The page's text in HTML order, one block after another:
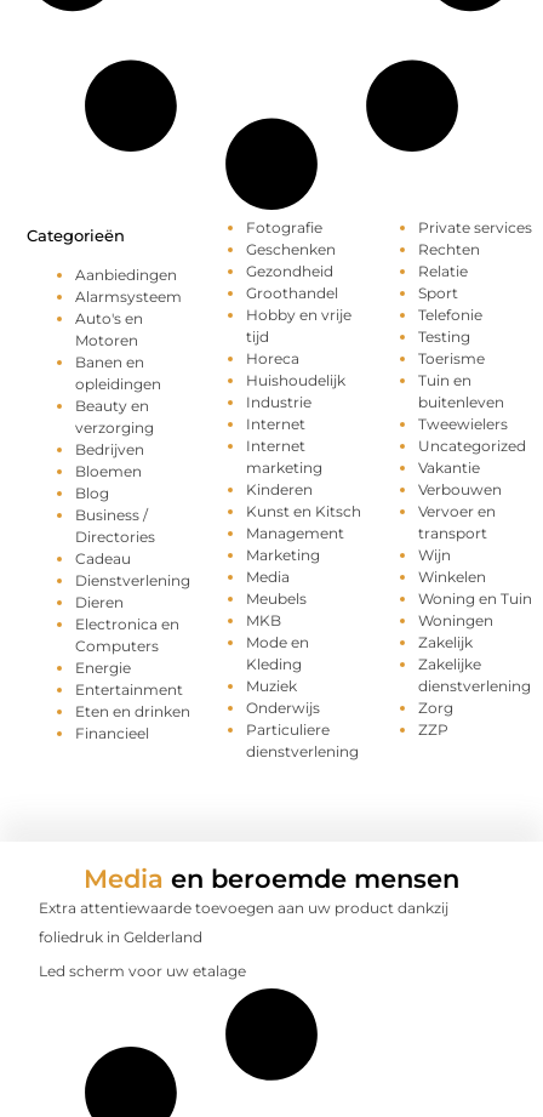
Categorieën
Aanbiedingen
Alarmsysteem
Auto's en
Motoren
Banen en
opleidingen
Beauty en
verzorging
Bedrijven
Bloemen
Blog
Business /
Directories
Cadeau
Dienstverlening
Dieren
Electronica en
Computers
Energie
Entertainment
Eten en drinken
Financieel
Fotografie
Geschenken
Gezondheid
Groothandel
Hobby en vrije
tijd
Horeca
Huishoudelijk
Industrie
Internet
Internet
marketing
Kinderen
Kunst en Kitsch
Management
Marketing
Media
Meubels
MKB
Mode en
Kleding
Muziek
Onderwijs
Particuliere
dienstverlening
Private services
Rechten
Relatie
Sport
Telefonie
Testing
Toerisme
Tuin en
buitenleven
Tweewielers
Uncategorized
Vakantie
Verbouwen
Vervoer en
transport
Wijn
Winkelen
Woning en Tuin
Woningen
Zakelijk
Zakelijke
dienstverlening
Zorg
ZZP
Media en beroemde mensen
Extra attentiewaarde toevoegen aan uw product dankzij
foliedruk in Gelderland
Led scherm voor uw etalage